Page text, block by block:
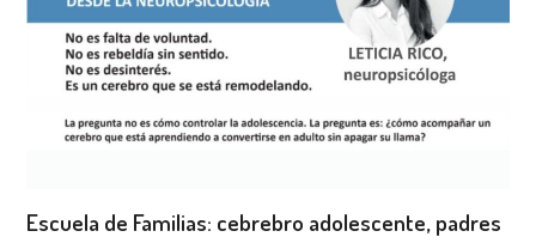
Escuela de Familias: cebrebro adolescente, padres